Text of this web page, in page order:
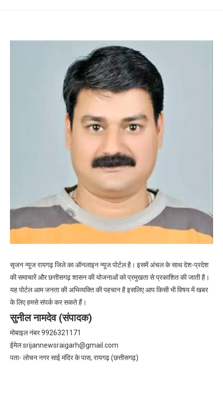
सृजन न्यूज रायगढ़ जिले का ऑनलाइन न्यूज पोर्टल है। इसमें अंचल के साथ देश-प्रदेश
की समाचारें और छत्तीसगढ़ शासन की योजनाओं को प्रमुखता से प्रकाशित की जाती है।
यह पोर्टल आम जनता की अभिव्यक्ति की पहचान है इसलिए आप किसी भी विषय में खबर
के लिए हमसे संपर्क कर सकते हैं।
सुनील नामदेव (संपादक)
मोबाइल नंबर 9926321171
ईमेलsrijannewsraigarh@gmail.com
पता- लोचन नगर साई मंदिर के पास, रायगढ़ (छत्तीसगढ़)